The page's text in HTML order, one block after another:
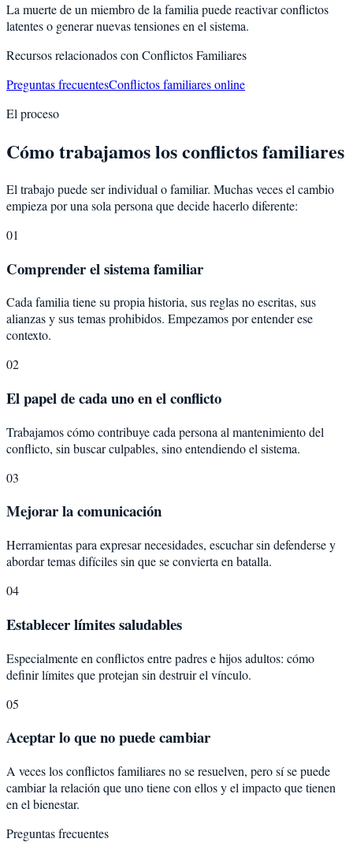
La muerte de un miembro de la familia puede reactivar conflictos
latentes o generar nuevas tensiones en el sistema.
Recursos relacionados con Conflictos Familiares
Preguntas frecuentesConflictos familiares online
El proceso
Cómo trabajamos los conflictos familiares
El trabajo puede ser individual o familiar. Muchas veces el cambio
empieza por una sola persona que decide hacerlo diferente:
01
Comprender el sistema familiar
Cada familia tiene su propia historia, sus reglas no escritas, sus
alianzas y sus temas prohibidos. Empezamos por entender ese
contexto.
02
El papel de cada uno en el conflicto
Trabajamos cómo contribuye cada persona al mantenimiento del
conflicto, sin buscar culpables, sino entendiendo el sistema.
03
Mejorar la comunicación
Herramientas para expresar necesidades, escuchar sin defenderse y
abordar temas difíciles sin que se convierta en batalla.
04
Establecer límites saludables
Especialmente en conflictos entre padres e hijos adultos: cómo
definir límites que protejan sin destruir el vínculo.
05
Aceptar lo que no puede cambiar
A veces los conflictos familiares no se resuelven, pero sí se puede
cambiar la relación que uno tiene con ellos y el impacto que tienen
en el bienestar.
Preguntas frecuentes